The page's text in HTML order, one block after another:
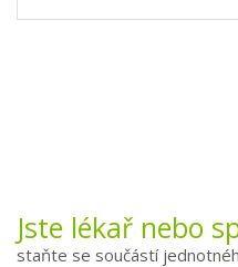
Jste lékař nebo
staňte se součástí